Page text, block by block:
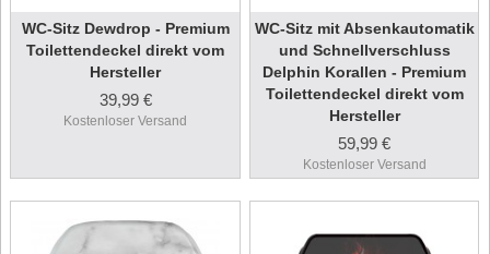
WC-Sitz Dewdrop - Premium
Toilettendeckel direkt vom
Hersteller
39,99 €
Kostenloser Versand
WC-Sitz mit Absenkautomatik
und Schnellverschluss
Delphin Korallen - Premium
Toilettendeckel direkt vom
Hersteller
59,99 €
Kostenloser Versand